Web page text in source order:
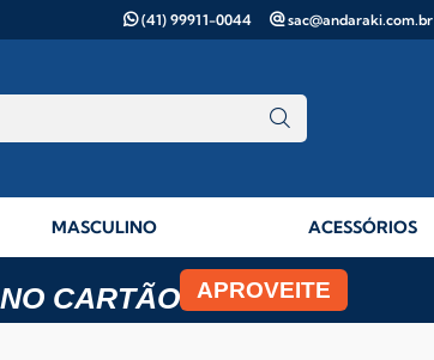
(41) 99911-0044 sac@andaraki.com.br
MASCULINO ACESSÓRIOS
NO CARTÃO APROVEITE